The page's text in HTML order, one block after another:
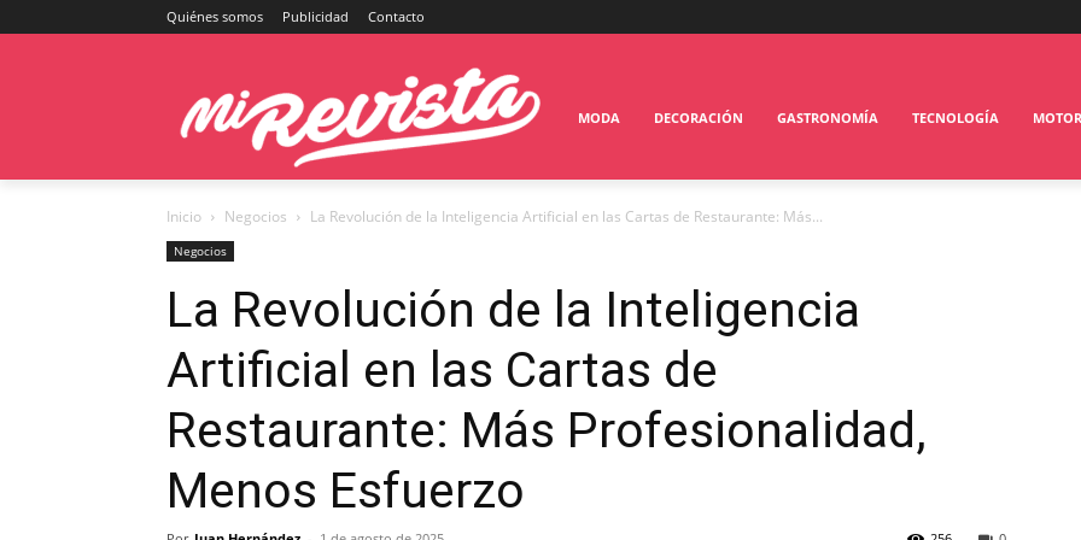
Quiénes somos Publicidad Contacto
MODA DECORACIÓN GASTRONOMÍA TECNOLOGÍA MOTOR
Inicio Negocios La Revolución de la Inteligencia Artificial en las Cartas de Restaurante: Más...
Negocios
La Revolución de la Inteligencia
Artificial en las Cartas de
Restaurante: Más Profesionalidad,
Menos Esfuerzo